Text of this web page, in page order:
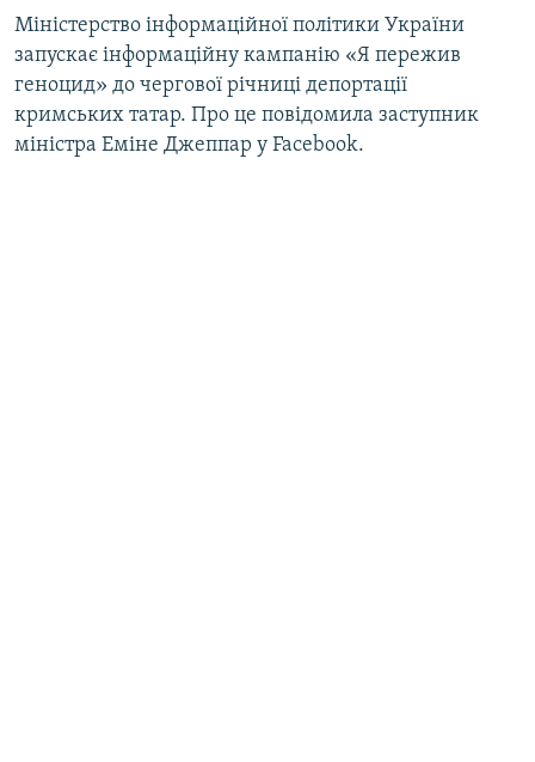
Усі сайти RFE/RL
Міністерство інформаційної політики України
запускає інформаційну кампанію «Я пережив
геноцид» до чергової річниці депортації
кримських татар. Про це повідомила заступник
міністра Еміне Джеппар у Facebook.